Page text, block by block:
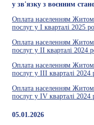
у зв'язку з воєнним
Оплата населенням
послуг у І кварталі 2025
Оплата населенням
послуг у ІI кварталі 2024
Оплата населенням
послуг у ІII кварталі 2024
Оплата населенням
послуг у ІV кварталі 2024
05.01.2026